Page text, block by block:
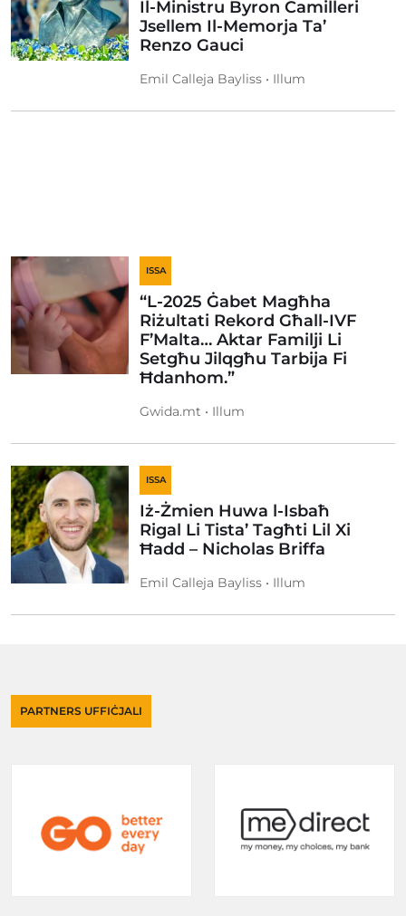
Il-Ministru Byron Camilleri
Jsellem Il-Memorja Ta’
Renzo Gauci
Emil Calleja Bayliss • Illum
ISSA
“L-2025 Ġabet Magħha
Riżultati Rekord Għall-IVF
F’Malta… Aktar Familji Li
Setgħu Jilqgħu Tarbija Fi
Ħdanhom.”
Gwida.mt • Illum
ISSA
Iż-Żmien Huwa l-Isbaħ
Rigal Li Tista’ Tagħti Lil Xi
Ħadd – Nicholas Briffa
Emil Calleja Bayliss • Illum
PARTNERS UFFIĊJALI